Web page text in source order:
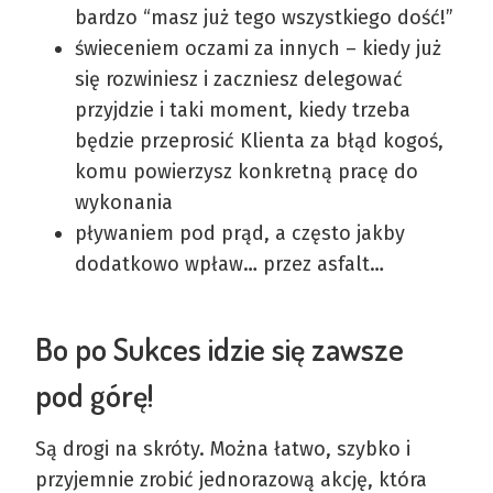
bardzo “masz już tego wszystkiego dość!”
świeceniem oczami za innych – kiedy już
się rozwiniesz i zaczniesz delegować
przyjdzie i taki moment, kiedy trzeba
będzie przeprosić Klienta za błąd kogoś,
komu powierzysz konkretną pracę do
wykonania
pływaniem pod prąd, a często jakby
dodatkowo wpław… przez asfalt…
Bo po Sukces idzie się zawsze
pod górę!
Są drogi na skróty. Można łatwo, szybko i
przyjemnie zrobić jednorazową akcję, która